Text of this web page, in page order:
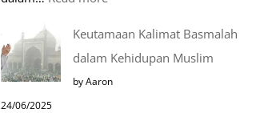
Keutamaan Kalimat Basmalah
dalam Kehidupan Muslim
by Aaron
24/06/2025